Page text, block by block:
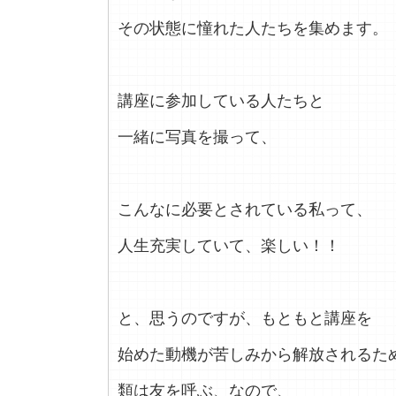
その状態に憧れた人たちを集めます。
講座に参加している人たちと
一緒に写真を撮って、
こんなに必要とされている私って、
人生充実していて、楽しい！！
と、思うのですが、もともと講座を
始めた動機が苦しみから解放されるた
類は友を呼ぶ、なので、